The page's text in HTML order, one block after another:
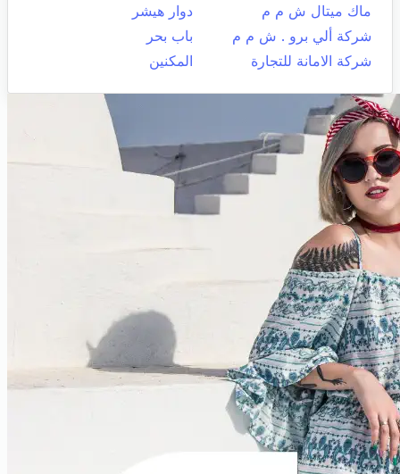
ماك ميتال ش م م
دوار هيشر
شركة ألي برو . ش م م
باب بحر
شركة الامانة للتجارة
المكنين